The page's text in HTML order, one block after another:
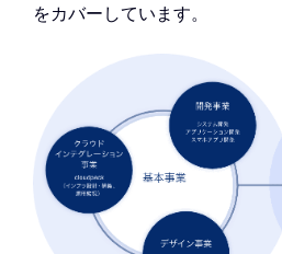
をカバーしています。